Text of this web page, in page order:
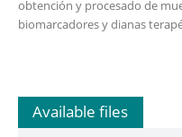
obtención y procesado de
biomarcadores y dianas
Available files